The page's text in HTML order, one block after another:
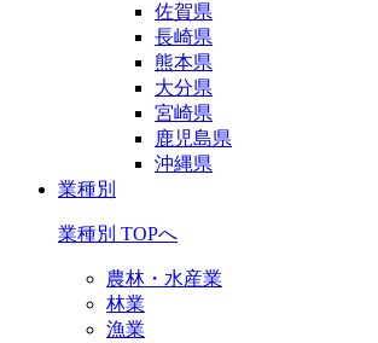
佐賀県
長崎県
熊本県
大分県
宮崎県
鹿児島県
沖縄県
業種別
業種別 TOPへ
農林・水産業
林業
漁業